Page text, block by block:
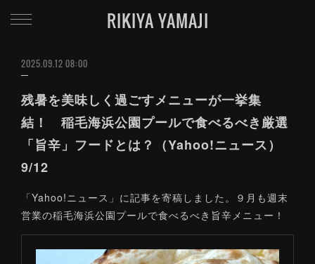
RIKIYA YAMAJI
2025.09.12 08:00
残暑を美味しく過ごすメニューが一挙集
結！ 稲毛海浜公園プールで食べるべき厳選
「旨辛」フードとは？（Yahoo!ニュース）
9/12
「Yahoo!ニュース」に記事を寄稿しました。９月も週末
営業の稲毛海浜公園プールで食べるべき旨辛メニュー！